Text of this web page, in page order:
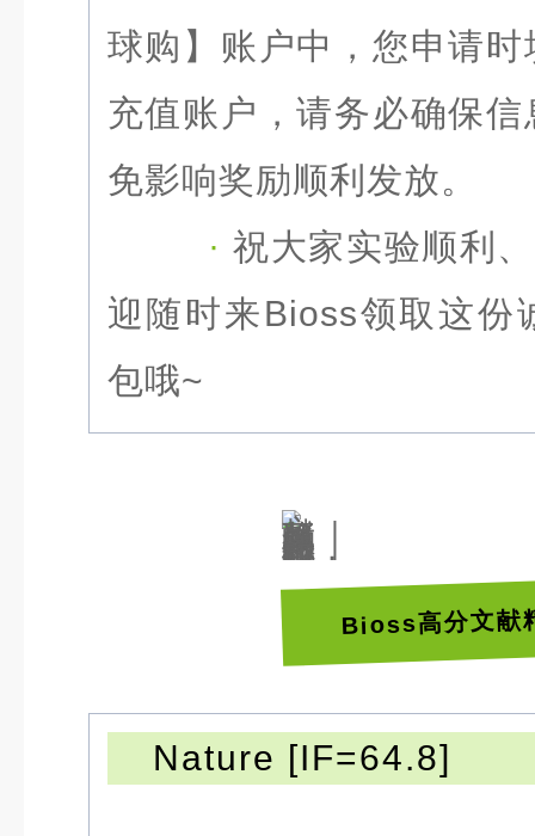
球购】账户中，您申请
充值账户，请务必确保
免影响奖励顺利发放。
· 祝大家实验顺利
迎随时来Bioss领取这份
包哦~
Bioss高分文献
Nature [IF=64.8]